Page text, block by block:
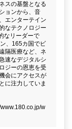
スの基盤となる
ョンから、音
エンターテイン
なテクノロジー
なリーダーで
、165カ国でビ
隔医療など、ネ
速なデジタルシ
ジーの恩恵を受
会にアクセスが
に注力していま
w